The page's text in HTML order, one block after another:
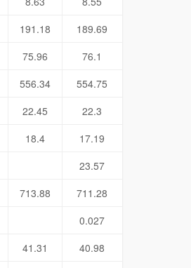
191.18
189.69
75.96
76.1
556.34
554.75
22.45
22.3
18.4
17.19
23.57
713.88
711.28
0.027
41.31 40.98